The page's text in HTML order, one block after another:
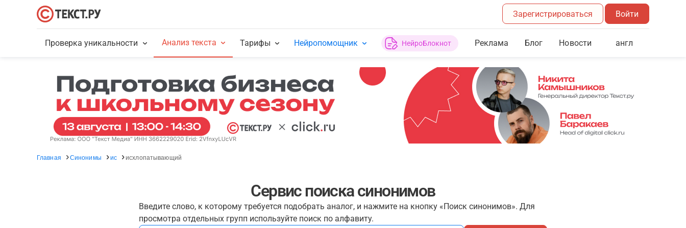
Зарегистрироваться Войти
Проверка уникальности Анализ текста Тарифы Нейропомощник НейроБлокнот Реклама Блог Новости англ
Главная Синонимы ис исхлопатывающий
Сервис поиска синонимов
Введите слово, к которому требуется подобрать аналог, и нажмите на кнопку «Поиск синонимов». Для
просмотра отдельных групп используйте поиск по алфавиту.